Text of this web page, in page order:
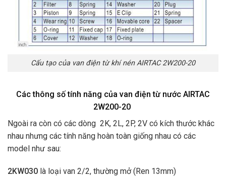
Cấu tạo của van điện từ khí nén AIRTAC 2W200-20
Các thông số tính năng của van điện từ nước AIRTAC
2W200-20
Ngoài ra còn có các dòng 2K, 2L, 2P, 2V có kích thước khác
nhau nhưng các tính năng hoàn toàn giống nhau có các
model như sau:
2KW030 là loại van 2/2, thường mở (Ren 13mm)